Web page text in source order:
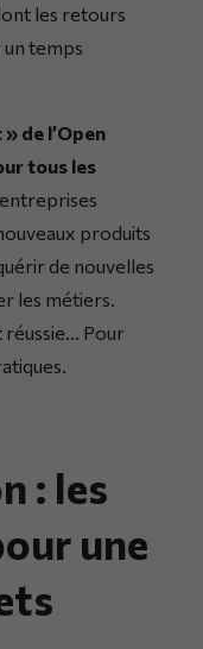
les retours
temps
de l’Open
tous les
produits
de nouvelles
les métiers.
réussie… Pour
: les
une